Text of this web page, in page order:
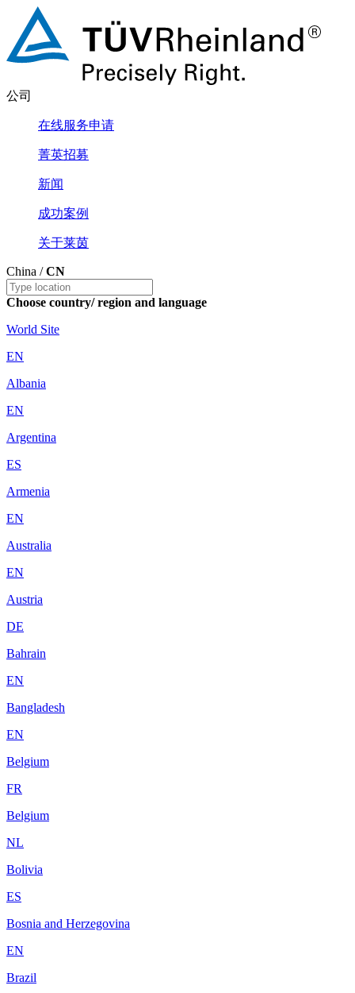
公司
在线服务申请
菁英招募
新闻
成功案例
关于莱茵
China /CN
Choose country/ region and language
World Site
EN
Albania
EN
Argentina
ES
Armenia
EN
Australia
EN
Austria
DE
Bahrain
EN
Bangladesh
EN
Belgium
FR
Belgium
NL
Bolivia
ES
Bosnia and Herzegovina
EN
Brazil